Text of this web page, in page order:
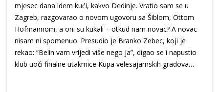
mjesec dana idem kući, kakvo Dedinje. Vratio sam se u
Zagreb, razgovarao o novom ugovoru sa Šiblom, Ottom
Hofmannom, a oni su kukali – otkud nam novac? A novac
nisam ni spomenuo. Presudio je Branko Zebec, koji je
rekao: “Belin vam vrijedi više nego ja”, digao se i napustio
klub uoči finalne utakmice Kupa velesajamskih gradova…